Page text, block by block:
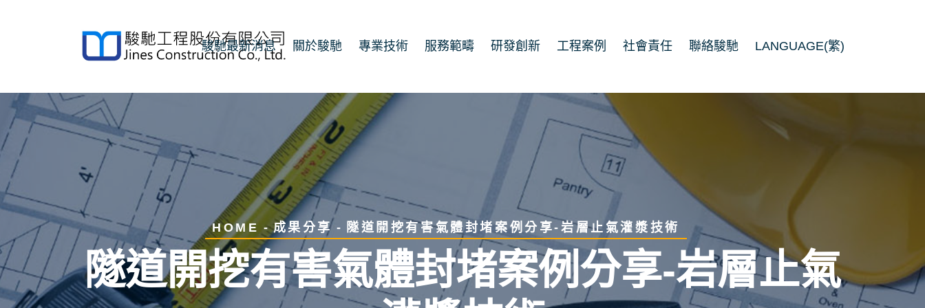
駿馳最新消息 關於駿馳 專業技術 服務範疇 研發創新 工程案例 社會責任 聯絡駿馳 LANGUAGE(繁)
HOME 成果分享 隧道開挖有害氣體封堵案例分享-岩層止氣灌漿技術
隧道開挖有害氣體封堵案例分享-岩層止氣